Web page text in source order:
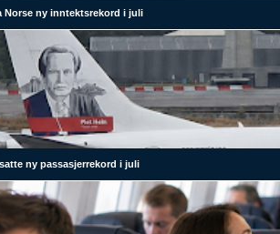
Norse ny inntektsrekord i juli
ny passasjerrekord i juli